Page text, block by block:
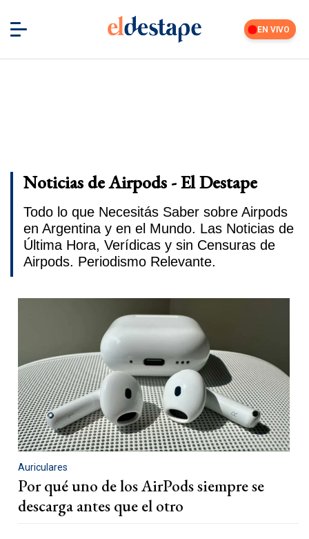
EN VIVO
Noticias de Airpods - El Destape
Todo lo que Necesitás Saber sobre Airpods
en Argentina y en el Mundo. Las Noticias de
Última Hora, Verídicas y sin Censuras de
Airpods. Periodismo Relevante.
Auriculares
Por qué uno de los AirPods siempre se
descarga antes que el otro